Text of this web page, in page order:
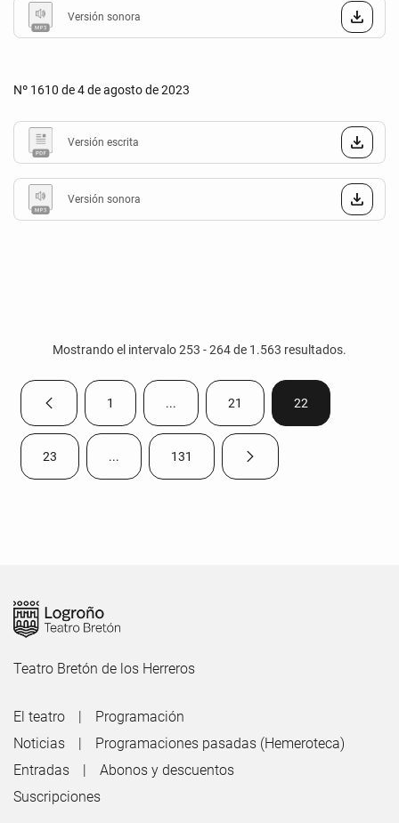
Versión sonora
Nº 1610 de 4 de agosto de 2023
Versión escrita
Versión sonora
Mostrando el intervalo 253 - 264 de 1.563 resultados.
Página anteriorPágina
1 ...Páginas intermedias Use TAB para
Página
21 Página
22
Página
23 ...Páginas intermedias Use TAB para desplazarse.
Página
131 Página siguiente
Teatro Bretón de los Herreros
El teatro
Programación
Noticias
Programaciones pasadas (Hemeroteca)
Entradas
Abonos y descuentos
Suscripciones